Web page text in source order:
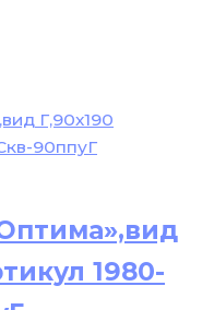
1980-